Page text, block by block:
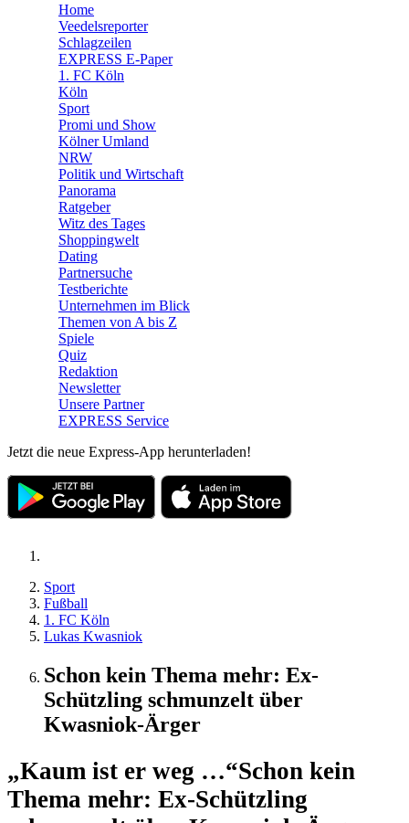
🛒 Shoppingwelt
Home
Veedelsreporter
Schlagzeilen
EXPRESS E-Paper
1. FC Köln
Köln
Sport
Promi und Show
Kölner Umland
NRW
Politik und Wirtschaft
Panorama
Ratgeber
Witz des Tages
Shoppingwelt
Dating
Partnersuche
Testberichte
Unternehmen im Blick
Themen von A bis Z
Spiele
Quiz
Redaktion
Newsletter
Unsere Partner
EXPRESS Service
Jetzt die neue Express-App herunterladen!
Sport
Fußball
1. FC Köln
Lukas Kwasniok
Schon kein Thema mehr: Ex-
Schützling schmunzelt über
Kwasniok-Ärger
„Kaum ist er weg …“Schon kein
Thema mehr: Ex-Schützling